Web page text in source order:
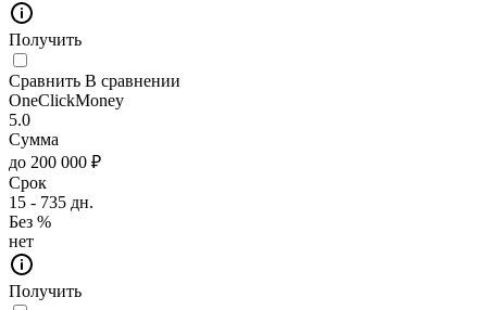
Получить
Сравнить В сравнении
OneClickMoney
5.0
Сумма
до 200 000 ₽
Срок
15 - 735 дн.
Без %
нет
Получить